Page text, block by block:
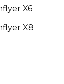
X6
X8